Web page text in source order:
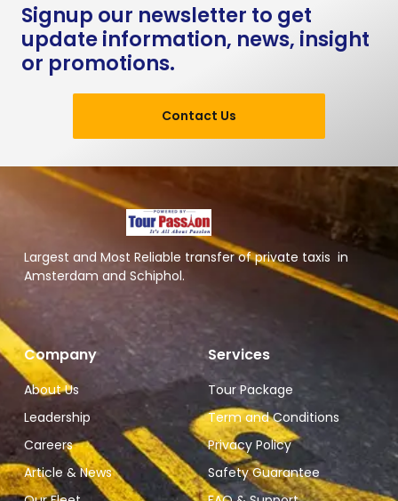
Signup our newsletter to get
update information, news, insight
or promotions.
Contact Us
Largest and Most Reliable transfer of private taxis in
Amsterdam and Schiphol.
Company
About Us
Leadership
Careers
Article & News
Services
Tour Package
Term and Conditions
Privacy Policy
Safety Guarantee